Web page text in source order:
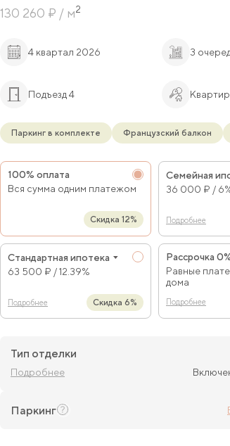
130 260 ₽ / м2
4 квартал 2026 3
Подъезд 4
Паркинг в комплекте Французский балкон
100% оплата
Вся сумма одним платежом
Скидка 12%
Семейная
36 000 ₽ /
Подробнее
Стандартная ипотека
63 500 ₽ / 12.39%
Подробнее Скидка 6%
Рассрочка
Равные
дома
Подробнее
Тип отделки
Подробнее
Паркинг